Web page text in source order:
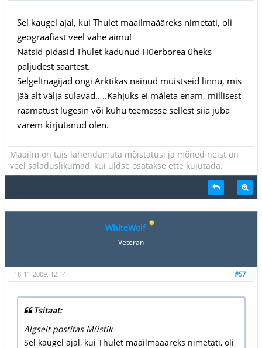
Sel kaugel ajal, kui Thulet maailmaääreks nimetati, oli
geograafiast veel vähe aimu!
Natsid pidasid Thulet kadunud Hüerborea üheks
paljudest saartest.
Selgeltnägijad ongi Arktikas näinud muistseid linnu, mis
jää alt välja sulavad.. ..Kahjuks ei mäleta enam, millisest
raamatust lugesin või kuhu teemasse sellest siia juba
varem kirjutanud olen.
Maailm on täis lahendamata mõistatusi ja mõned neist on
veel saladuslikumad, kui üldse osatakse ette kujutada.
WhiteWolf
Veteran
#57
18-11-2009, 12:14
Tsitaat:
Algselt postitas Müstik
Sel kaugel ajal, kui Thulet maailmaääreks nimetati, oli